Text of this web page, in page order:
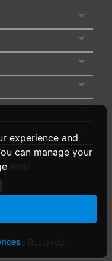
Web
Reserved.
experience and
can manage your